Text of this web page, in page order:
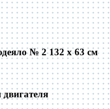
№ 2 132 x 63 см